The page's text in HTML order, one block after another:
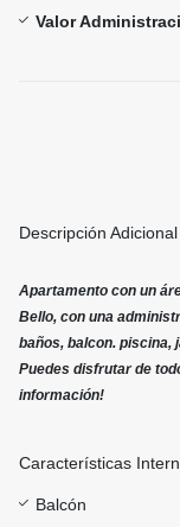
Valor
Descripción Adicional
Apartamento con un
Bello, con una
baños, balcon. piscina,
Puedes disfrutar de
información!
Características
Balcón